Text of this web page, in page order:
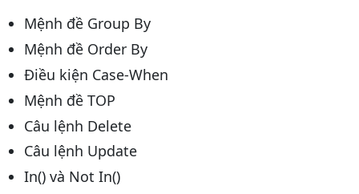
Mệnh đề Group By
Mệnh đề Order By
Điều kiện Case-When
Mệnh đề TOP
Câu lệnh Delete
Câu lệnh Update
In() và Not In()